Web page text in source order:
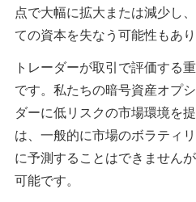
点で大幅に拡大または減少し
ての資本を失なう可能性もあり
トレーダーが取引で評価する
です。私たちの暗号資産オプ
ダーに低リスクの市場環境を
は、一般的に市場のボラティ
に予測することはできません
可能です。